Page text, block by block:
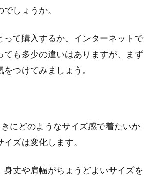
ウェーブ×スプリングのコーディネ
トを得られることで人気の骨格診断やパーソナ
ル診断。...
スコートは大活躍のアイテムですね。自分によ
しょうか。
って購入するか、インターネットで
ても多少の違いはありますが、まず
つけてみましょう。
にどのようなサイズ感で着たいか
ズは変化します。
身丈や肩幅がちょうどよいサイズを